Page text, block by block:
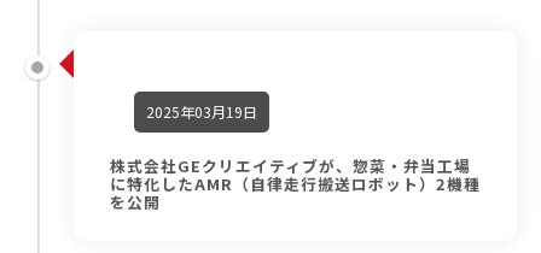
2025年03月19日
株式会社GEクリエイティブが、惣菜・弁当工場
に特化したAMR（⾃律⾛⾏搬送ロボット）2機種
を公開